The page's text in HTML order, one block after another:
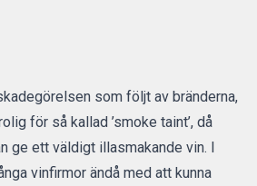
som följt av bränderna,
för så kallad ’smoke taint’, då
ge ett väldigt illasmakande vin. I
vinfirmor ändå med att kunna